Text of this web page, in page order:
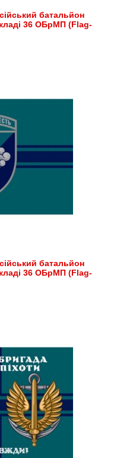
батальйон
36 ОБрМП (Flag-
батальйон
36 ОБрМП (Flag-